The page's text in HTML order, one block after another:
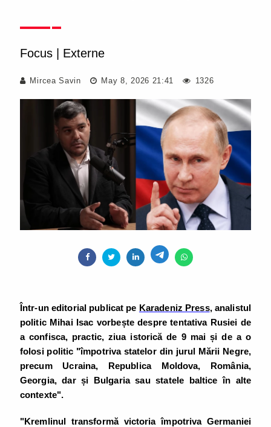
Focus Externe
Mircea Savin May 8, 2026 21:41 1326
Într-un editorial publicat pe Karadeniz Press, analistul
politic Mihai Isac vorbește despre tentativa Rusiei de
a confisca, practic, ziua istorică de 9 mai și de a o
folosi politic "împotriva statelor din jurul Mării Negre,
precum Ucraina, Republica Moldova, România,
Georgia, dar și Bulgaria sau statele baltice în alte
contexte".
"Kremlinul transformă victoria împotriva Germaniei